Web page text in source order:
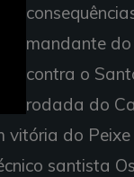
mandante
contra o
rodada do
vitória do
santista